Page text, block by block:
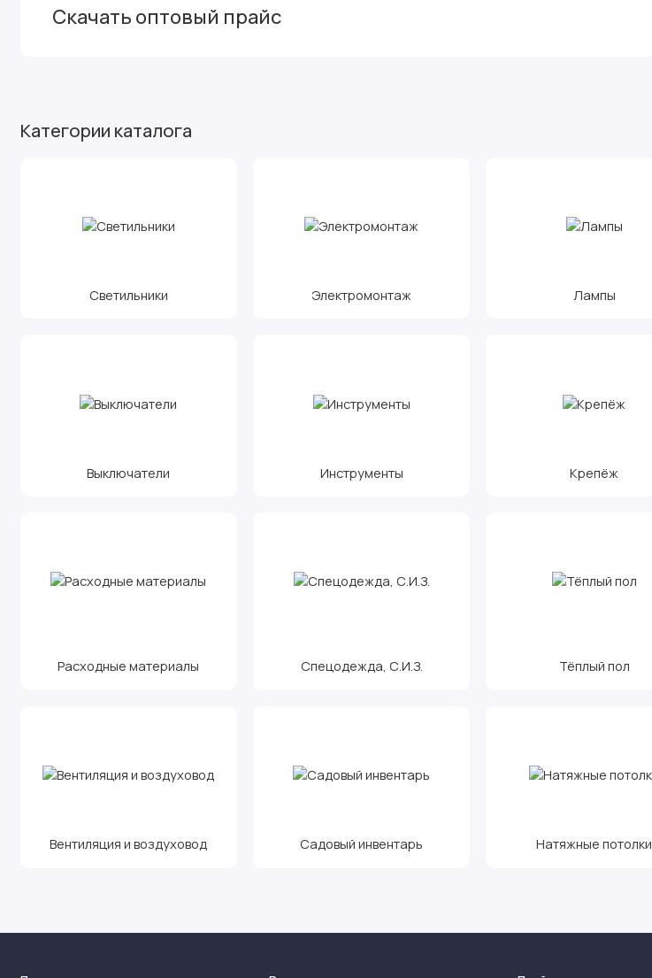
Скачать оптовый прайс
Категории каталога
Светильники Электромонтаж Лампы
Выключатели Инструменты Крепёж
Расходные материалы Спецодежда, С.И.З. Тёплый пол
Вентиляция и воздуховод Садовый инвентарь Натяжные потолки